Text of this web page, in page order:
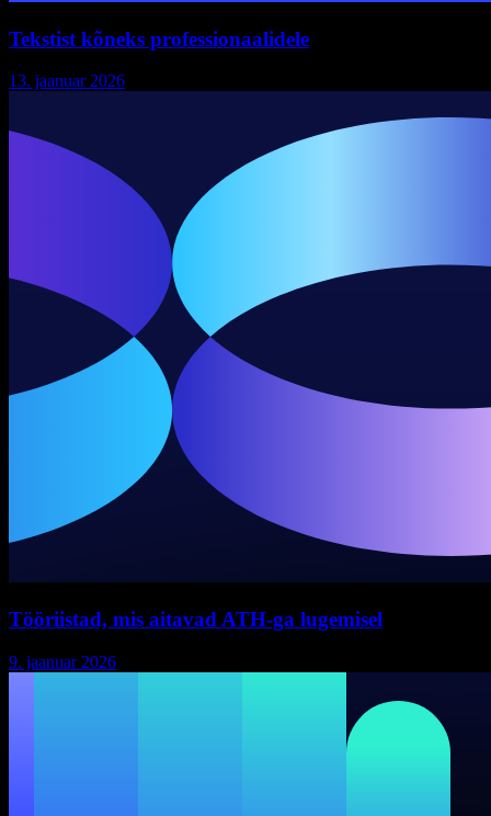
Tekstist kõneks professionaalidele
13. jaanuar 2026
Tööriistad, mis aitavad ATH-ga lugemisel
9. jaanuar 2026